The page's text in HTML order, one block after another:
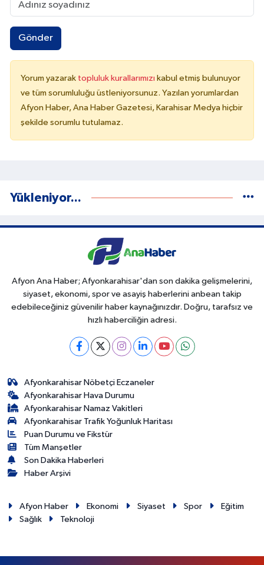
Gönder
Yorum yazarak topluluk kurallarımızı kabul etmiş bulunuyor
ve tüm sorumluluğu üstleniyorsunuz. Yazılan yorumlardan
Afyon Haber, Ana Haber Gazetesi, Karahisar Medya hiçbir
şekilde sorumlu tutulamaz.
Yükleniyor...
Afyon Ana Haber; Afyonkarahisar'dan son dakika gelişmelerini,
siyaset, ekonomi, spor ve asayiş haberlerini anbean takip
edebileceğiniz güvenilir haber kaynağınızdır. Doğru, tarafsız ve
hızlı haberciliğin adresi.
Afyonkarahisar Nöbetçi Eczaneler
Afyonkarahisar Hava Durumu
Afyonkarahisar Namaz Vakitleri
Afyonkarahisar Trafik Yoğunluk Haritası
Puan Durumu ve Fikstür
Tüm Manşetler
Son Dakika Haberleri
Haber Arşivi
Afyon Haber Ekonomi Siyaset Spor
Eğitim
Sağlık
Teknoloji